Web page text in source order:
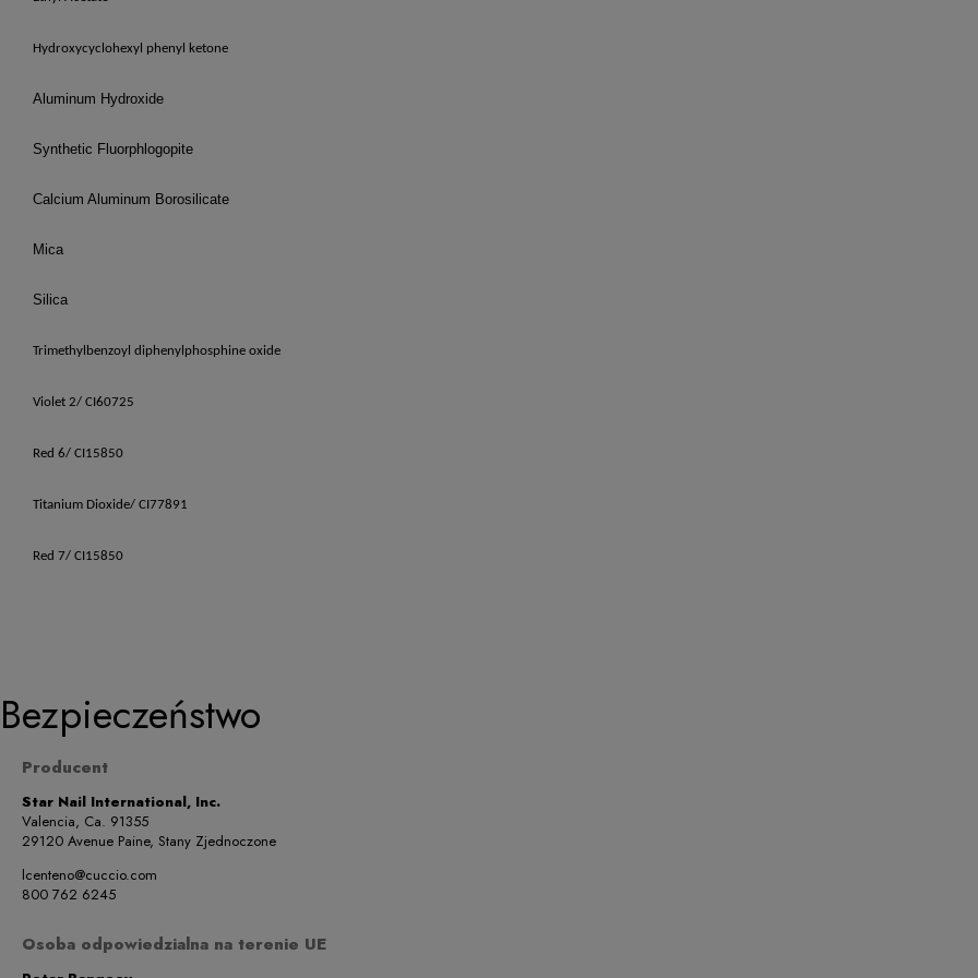
Hydroxycyclohexyl phenyl ketone
Aluminum Hydroxide
Synthetic Fluorphlogopite
Calcium Aluminum Borosilicate
Mica
Silica
Trimethylbenzoyl diphenylphosphine oxide
Violet 2/ CI60725
Red 6/ CI15850
Titanium Dioxide/ CI77891
Red 7/ CI15850
Bezpieczeństwo
Producent
Star Nail International, Inc.
Valencia, Ca. 91355
29120 Avenue Paine, Stany Zjednoczone
lcenteno@cuccio.com
800 762 6245
Osoba odpowiedzialna na terenie UE